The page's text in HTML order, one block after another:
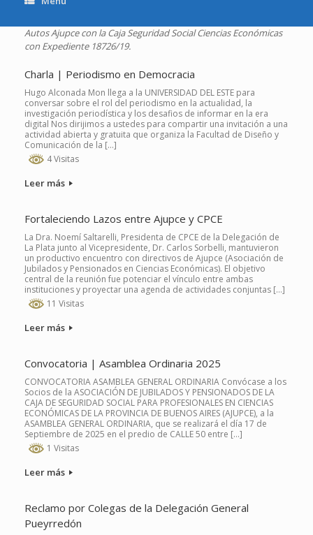
Autos Ajupce con la Caja Seguridad Social Ciencias Económicas
con Expediente 18726/19.
Charla | Periodismo en Democracia
Hugo Alconada Mon llega a la UNIVERSIDAD DEL ESTE para
conversar sobre el rol del periodismo en la actualidad, la
investigación periodística y los desafios de informar en la era
digital Nos dirijimos a ustedes para compartir una invitación a una
actividad abierta y gratuita que organiza la Facultad de Diseño y
Comunicación de la […]
4 Visitas
Leer más
Fortaleciendo Lazos entre Ajupce y CPCE
La Dra. Noemí Saltarelli, Presidenta de CPCE de la Delegación de
La Plata junto al Vicepresidente, Dr. Carlos Sorbelli, mantuvieron
un productivo encuentro con directivos de Ajupce (Asociación de
Jubilados y Pensionados en Ciencias Económicas). El objetivo
central de la reunión fue potenciar el vínculo entre ambas
instituciones y proyectar una agenda de actividades conjuntas […]
11 Visitas
Leer más
Convocatoria | Asamblea Ordinaria 2025
CONVOCATORIA ASAMBLEA GENERAL ORDINARIA Convócase a los
Socios de la ASOCIACIÓN DE JUBILADOS Y PENSIONADOS DE LA
CAJA DE SEGURIDAD SOCIAL PARA PROFESIONALES EN CIENCIAS
ECONÓMICAS DE LA PROVINCIA DE BUENOS AIRES (AJUPCE), a la
ASAMBLEA GENERAL ORDINARIA, que se realizará el día 17 de
Septiembre de 2025 en el predio de CALLE 50 entre […]
1 Visitas
Leer más
Reclamo por Colegas de la Delegación General
Pueyrredón